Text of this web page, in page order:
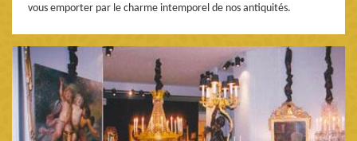
vous emporter par le charme intemporel de nos antiquités.